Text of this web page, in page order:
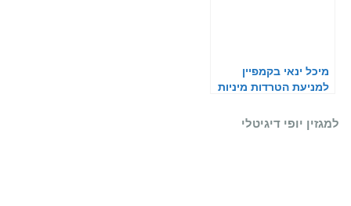
מיכל ינאי בקמפיין
למניעת הטרדות מיניות
למגזין יופי דיגיטלי